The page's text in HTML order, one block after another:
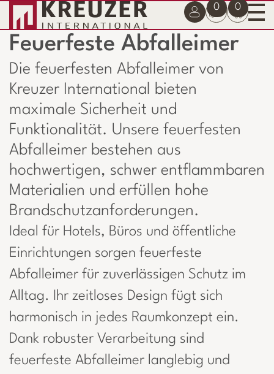
0 0
Feuerfeste Abfalleimer
Die feuerfesten Abfalleimer von
Kreuzer International bieten
maximale Sicherheit und
Funktionalität. Unsere feuerfesten
Abfalleimer bestehen aus
hochwertigen, schwer entflammbaren
Materialien und erfüllen hohe
Brandschutzanforderungen.
Ideal für Hotels, Büros und öffentliche
Einrichtungen sorgen feuerfeste
Abfalleimer für zuverlässigen Schutz im
Alltag. Ihr zeitloses Design fügt sich
harmonisch in jedes Raumkonzept ein.
Dank robuster Verarbeitung sind
feuerfeste Abfalleimer langlebig und